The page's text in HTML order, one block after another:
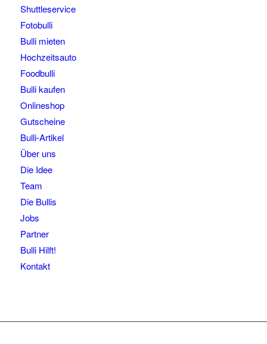
Shuttleservice
Fotobulli
Bulli mieten
Hochzeitsauto
Foodbulli
Bulli kaufen
Onlineshop
Gutscheine
Bulli-Artikel
Über uns
Die Idee
Team
Die Bullis
Jobs
Partner
Bulli Hilft!
Kontakt